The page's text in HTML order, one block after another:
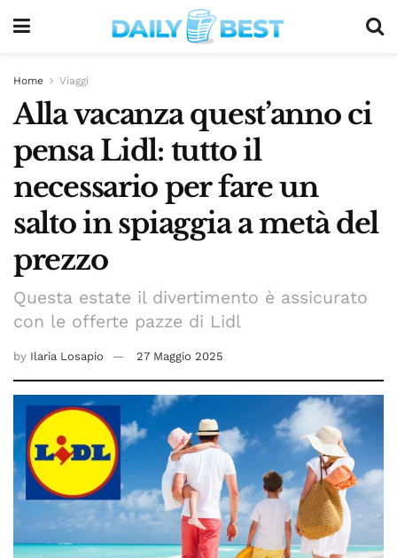
Home Viaggi
Alla vacanza quest’anno ci
pensa Lidl: tutto il
necessario per fare un
salto in spiaggia a metà del
prezzo
Questa estate il divertimento è assicurato
con le offerte pazze di Lidl
by Ilaria Losapio 27 Maggio 2025